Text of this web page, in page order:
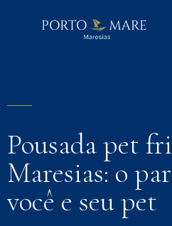
Pousada pet
Maresias: o
você e seu pet